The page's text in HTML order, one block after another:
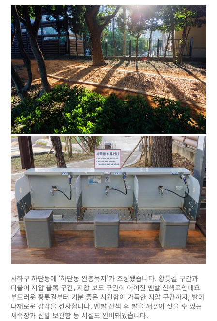
사하구 하단동에 ‘하단동 완충녹지’가 조성됐습니다. 황톳길 구간과
더불어 지압 블록 구간, 지압 보도 구간이 이어진 맨발 산책로인데요.
부드러운 황톳길부터 기분 좋은 시원함이 가득한 지압 구간까지, 발에
다채로운 감각을 선사합니다. 맨발 산책 후 발을 깨끗이 씻을 수 있는
세족장과 신발 보관함 등 시설도 완비돼있습니다.